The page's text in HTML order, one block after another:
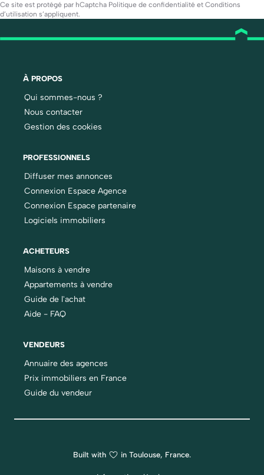
Ce site est protégé par hCaptcha Politique de confidentialité et Conditions
d’utilisation s’appliquent.
À PROPOS
Qui sommes-nous ?
Nous contacter
Gestion des cookies
PROFESSIONNELS
Diffuser mes annonces
Connexion Espace Agence
Connexion Espace partenaire
Logiciels immobiliers
ACHETEURS
Maisons à vendre
Appartements à vendre
Guide de l'achat
Aide - FAQ
VENDEURS
Annuaire des agences
Prix immobiliers en France
Guide du vendeur
Built with in Toulouse, France.